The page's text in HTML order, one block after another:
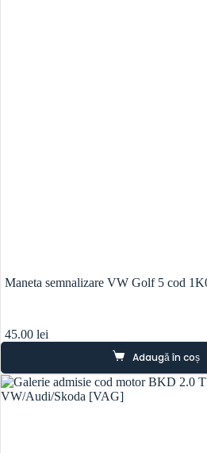
Maneta semnalizare VW Golf 5 cod
45.00 lei
Adaugă în coș